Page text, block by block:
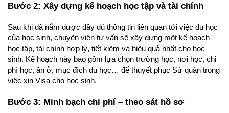
Bước 2: Xây dựng kế hoạch học tập và tài chính
Sau khi đã nắm được đầy đủ thông tin liên quan tới việc du học
của học sinh, chuyên viên tư vấn sẽ xây dựng một kế hoạch
học tập, tài chính hợp lý, tiết kiệm và hiệu quả nhất cho học
sinh. Kế hoạch này bao gồm lựa chọn trường học, nơi học, chi
phí học, ăn ở, mục đích du học… để thuyết phục Sứ quán trong
việc xin Visa cho học sinh.
Bước 3: Minh bạch chi phí – theo sát hồ sơ